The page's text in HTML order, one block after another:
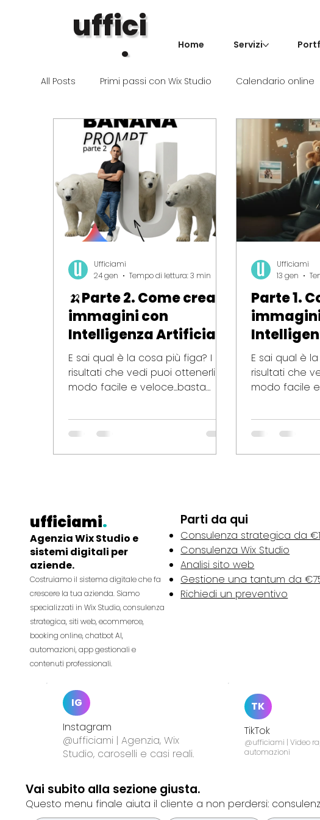
uffici
ami.
Home Servizi
All Posts Primi passi con Wix Studio Calendario online
🍌Parte 2. Come creare
immagini con
Intelligenza Artificiale
E sai qual è la cosa più figa? I
risultati che vedi puoi ottenerli in
modo facile e veloce...basta
le tecniche generative più
efficaci.
Ufficiami
24 gen
Tempo di lettura: 3 min
Parte 1.
E sai qual è
risultati che
modo facile
le tecniche
efficaci.
Ufficiami
13 gen
ufficiami.
Agenzia Wix Studio e
sistemi digitali per
aziende.
Costruiamo il sistema digitale che fa
crescere la tua azienda. Siamo
specializzati in Wix Studio, consulenza
strategica, siti web, ecommerce,
booking online, chatbot AI,
automazioni, app gestionali e
contenuti professionali.
Parti da qui
Consulenza strategica da
Consulenza Wix Studio
Analisi sito web
Gestione una tantum da
Richiedi un preventivo
IG
Instagram
@ufficiami | Agenzia, Wix
Studio, caroselli e casi reali.
TK
TikTok
@ufficiami | Video
automazioni
Vai subito alla sezione giusta.
Questo menu finale aiuta il cliente a non perdersi: